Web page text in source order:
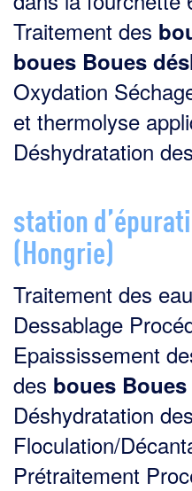
Traitement des
boues Boues
Oxydation
et thermolyse
Déshydratation des
station
(Hongrie)
Traitement des
Dessablage
Epaississement
des boues Boues
Déshydratation des
Floculation/
Prétraitement